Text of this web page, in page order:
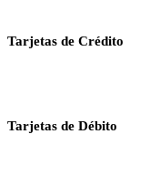
Tarjetas de Crédito
Tarjetas de Débito